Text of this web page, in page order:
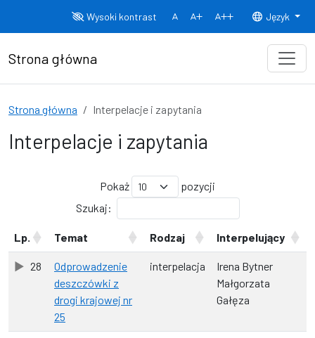
Wysoki kontrast
Normalny rozmiar czcionki
Rozmiar czcionki 150% Rozmiar
Język
Strona główna
Strona główna Interpelacje i zapytania
Interpelacje i zapytania
Pokaż
pozycji
Szukaj:
Lp. Temat Rodzaj Interpelujący
28
Odprowadzenie
deszczówki z
drogi krajowej nr
25
interpelacja
Irena Bytner
Małgorzata
Gałęza